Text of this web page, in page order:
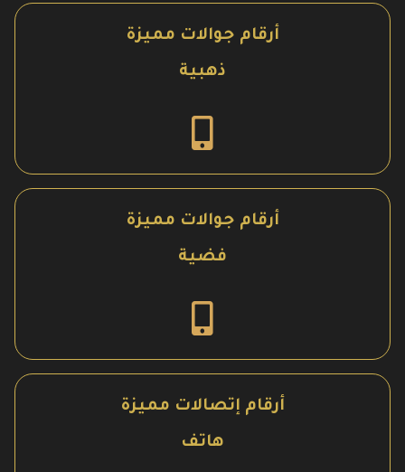
أرقام جوالات مميزة
ذهبية
أرقام جوالات مميزة
فضية
أرقام إتصالات مميزة
هاتف